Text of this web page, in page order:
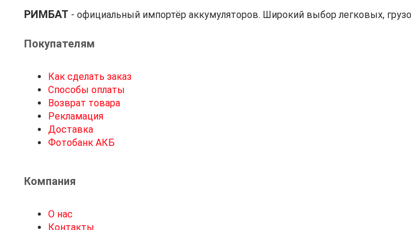
РИМБАТ - официальный импортёр аккумуляторов. Широкий выбор легковых,
Покупателям
Как сделать заказ
Способы оплаты
Возврат товара
Рекламация
Доставка
Фотобанк АКБ
Компания
О нас
Контакты